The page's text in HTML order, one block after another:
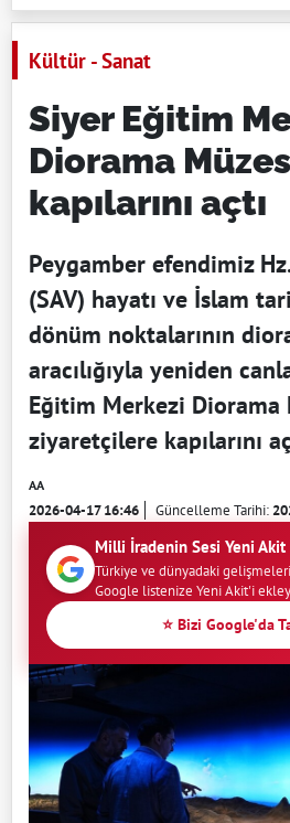
Kültür - Sanat
Siyer Eğitim
Diorama
kapılarını açtı
Peygamber efendimiz
(SAV) hayatı ve İslam
dönüm noktalarının
aracılığıyla yeniden
Eğitim Merkezi Diorama
ziyaretçilere kapılarını
AA
2026-04-17 16:46 Güncelleme Tarihi:
Milli İradenin Sesi Yeni Akit
Türkiye ve dünyadaki
Google listenize Yeni Akit'i
⭐ Bizi Google'da